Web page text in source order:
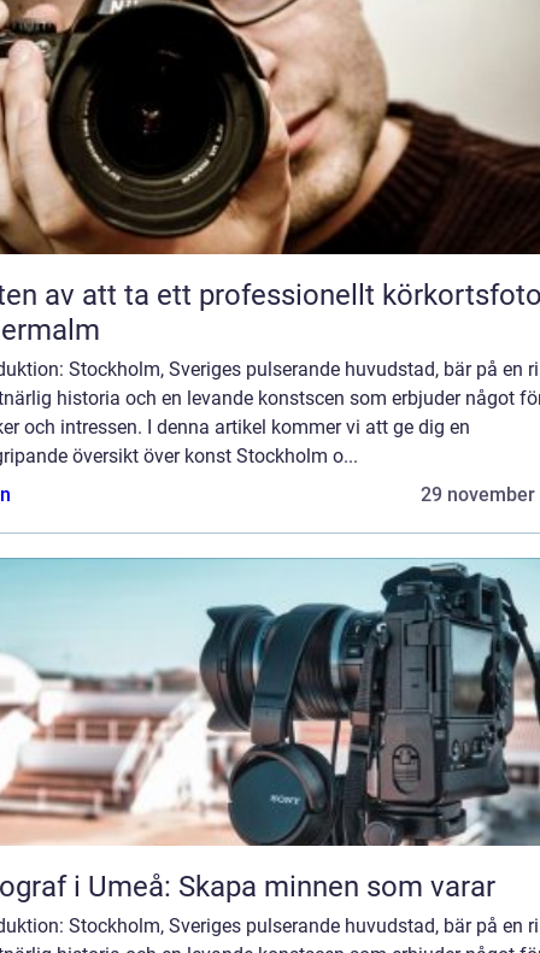
av att ta ett professionellt
Stockholm, Sveriges pulserande huvudstad, bär på en
historia och en levande konstscen som erbjuder något
och intressen. I denna artikel kommer vi att ge dig en
översikt över konst Stockholm o...
29 november
i Umeå: Skapa minnen som varar
Stockholm, Sveriges pulserande huvudstad, bär på en